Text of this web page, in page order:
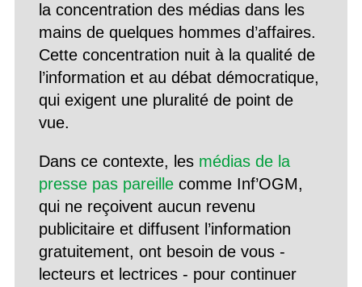
la concentration des médias dans les
mains de quelques hommes d’affaires.
Cette concentration nuit à la qualité de
l’information et au débat démocratique,
qui exigent une pluralité de point de
vue.
Dans ce contexte, les médias de la
presse pas pareillecomme Inf’OGM,
qui ne reçoivent aucun revenu
publicitaire et diffusent l’information
gratuitement, ont besoin de vous -
lecteurs et lectrices - pour continuer